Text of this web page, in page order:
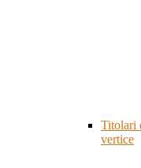
Titolari
vertice